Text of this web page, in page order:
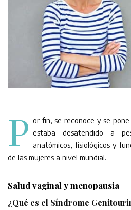
P or fin, se reconoce y se
estaba desatendido a
anatómicos, fisiológicos y
de las mujeres a nivel mundial.
Salud vaginal y menopausia
¿Qué es el Síndrome